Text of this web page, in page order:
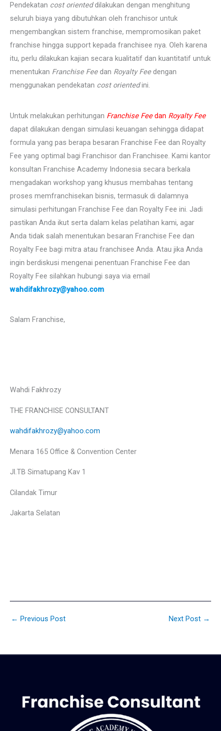
Pendekatan cost orienteddilakukan dengan menghitung
seluruh biaya yang dibutuhkan oleh franchisor untuk
mengembangkan sistem franchise, mempromosikan paket
franchise hingga support kepada franchisee nya. Oleh karena
itu, perlu dilakukan kajian secara kualitatif dan kuantitatif untuk
menentukan Franchise Feedan Royalty Feedengan
menggunakan pendekatan cost orientedini.
Untuk melakukan perhitungan Franchise Feedan Royalty Fee
dapat dilakukan dengan simulasi keuangan sehingga didapat
formula yang pas berapa besaran Franchise Fee dan Royalty
Fee yang optimal bagi Franchisor dan Franchisee. Kami kantor
konsultan Franchise Academy Indonesia secara berkala
mengadakan workshop yang khusus membahas tentang
proses memfranchisekan bisnis, termasuk di dalamnya
simulasi perhitungan Franchise Fee dan Royalty Fee ini. Jadi
pastikan Anda ikut serta dalam kelas pelatihan kami, agar
Anda tidak salah menentukan besaran Franchise Fee dan
Royalty Fee bagi mitra atau franchisee Anda. Atau jika Anda
ingin berdiskusi mengenai penentuan Franchise Fee dan
Royalty Fee silahkan hubungi saya via email
wahdifakhrozy@yahoo.com
Salam Franchise,
Wahdi Fakhrozy
THE FRANCHISE CONSULTANT
wahdifakhrozy@yahoo.com
Menara 165 Office & Convention Center
Jl.TB Simatupang Kav 1
Cilandak Timur
Jakarta Selatan
← Previous Post Next Post →